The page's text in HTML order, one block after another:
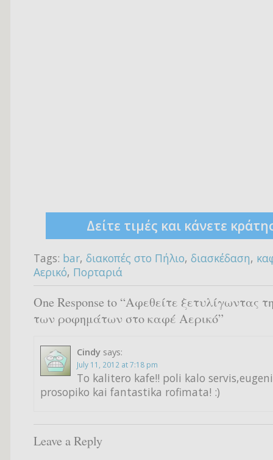
Δείτε τιμές και κάνετε
Tags: bar, διακοπές στο Πήλιο, διασκέδαση,
Αερικό, Πορταριά
One Response to “Αφεθείτε ξετυλίγωντας
των ροφημάτων στο καφέ Αερικό”
Cindy says:
July 11, 2012 at 7:18 pm
To kalitero kafe!! poli kalo
prosopiko kai fantastika rofimata! :)
Leave a Reply